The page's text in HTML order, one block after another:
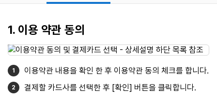
터
신용카드
결제
1. 이용 약관 동의
이용약관 내용을 확인 한 후 이용약관 동의 체크를 합니다.
결제할 카드사를 선택한 후 [확인] 버튼을 클릭합니다.